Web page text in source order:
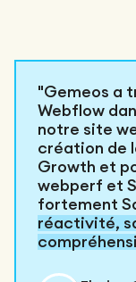
"Gemeos a
Webflow
notre site
création de
Growth et
webperf et
fortement
réactivité,